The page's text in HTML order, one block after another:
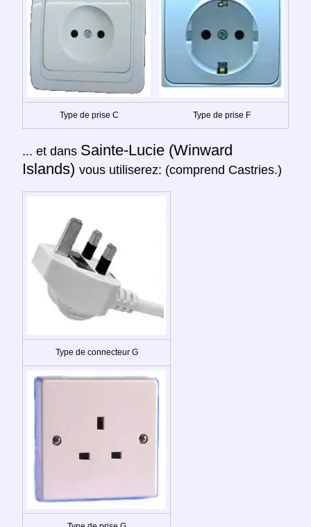
Type de prise C Type de prise F
... et dans Sainte-Lucie (Winward
Islands) vous utiliserez: (comprend Castries.)
Type de connecteur G